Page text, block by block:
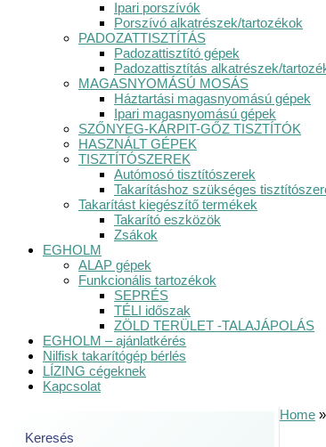
Ipari porszívók
Porszívó alkatrészek/tartozékok
PADOZATTISZTÍTÁS
Padozattisztító gépek
Padozattisztítás alkatrészek/
MAGASNYOMÁSÚ MOSÁS
Háztartási magasnyomású gépek
Ipari magasnyomású gépek
SZŐNYEG-KÁRPIT-GŐZ TISZTÍTÓK
HASZNÁLT GÉPEK
TISZTÍTÓSZEREK
Autómosó tisztítószerek
Takarításhoz szükséges
Takarítást kiegészítő termékek
Takarító eszközök
Zsákok
EGHOLM
ALAP gépek
Funkcionális tartozékok
SEPRÉS
TÉLI időszak
ZÖLD TERÜLET -TALAJÁPOLÁS
EGHOLM – ajánlatkérés
Nilfisk takarítógép bérlés
LÍZING cégeknek
Kapcsolat
Keresés
Home»